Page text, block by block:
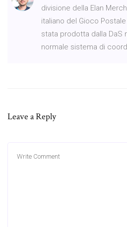
divisione della Elan
italiano del Gioco
stata prodotta dalla DaS
normale sistema di
Leave a Reply